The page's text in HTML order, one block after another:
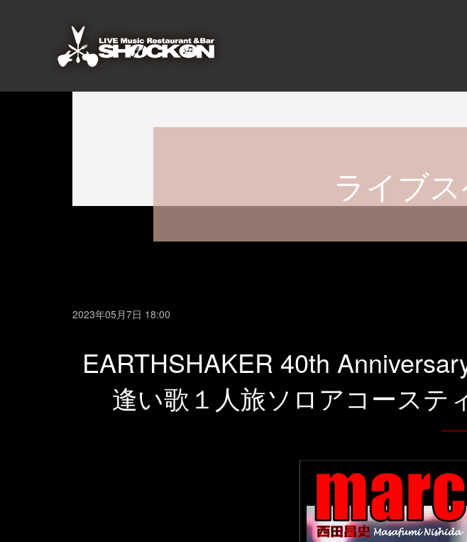
ライブ
2023年05月7日 18:00
EARTHSHAKER 40th
逢い歌１人旅ソロアコーステ